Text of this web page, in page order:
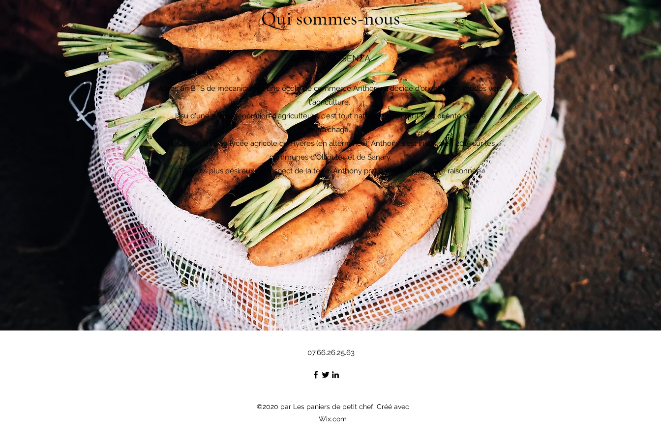
Qui sommes-nous
Anthony COSENZA
Après un BTS de mécanique et une école de commerce Anthony a décidé d'orienter ces études vers
l'agriculture.
Issu d'une 3ème génération d'agriculteurs, c'est tout naturellement qu'il s'est orienté vers le
maraichage.
Après une BTS au lycée agricole de Hyères (en alternance), Anthony s'est installé en 2015 sur les
communes d'Ollioules et de Sanary.
Toujours plus désireux du respect de la terre, Anthony pratique une agriculture raisonnée.
07.66.26.25.63
©2020 par Les paniers de petit chef. Créé avec
Wix.com